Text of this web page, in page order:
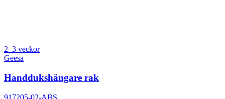
2–3 veckor
Geesa
Handdukshängare rak
917205-02-ABS